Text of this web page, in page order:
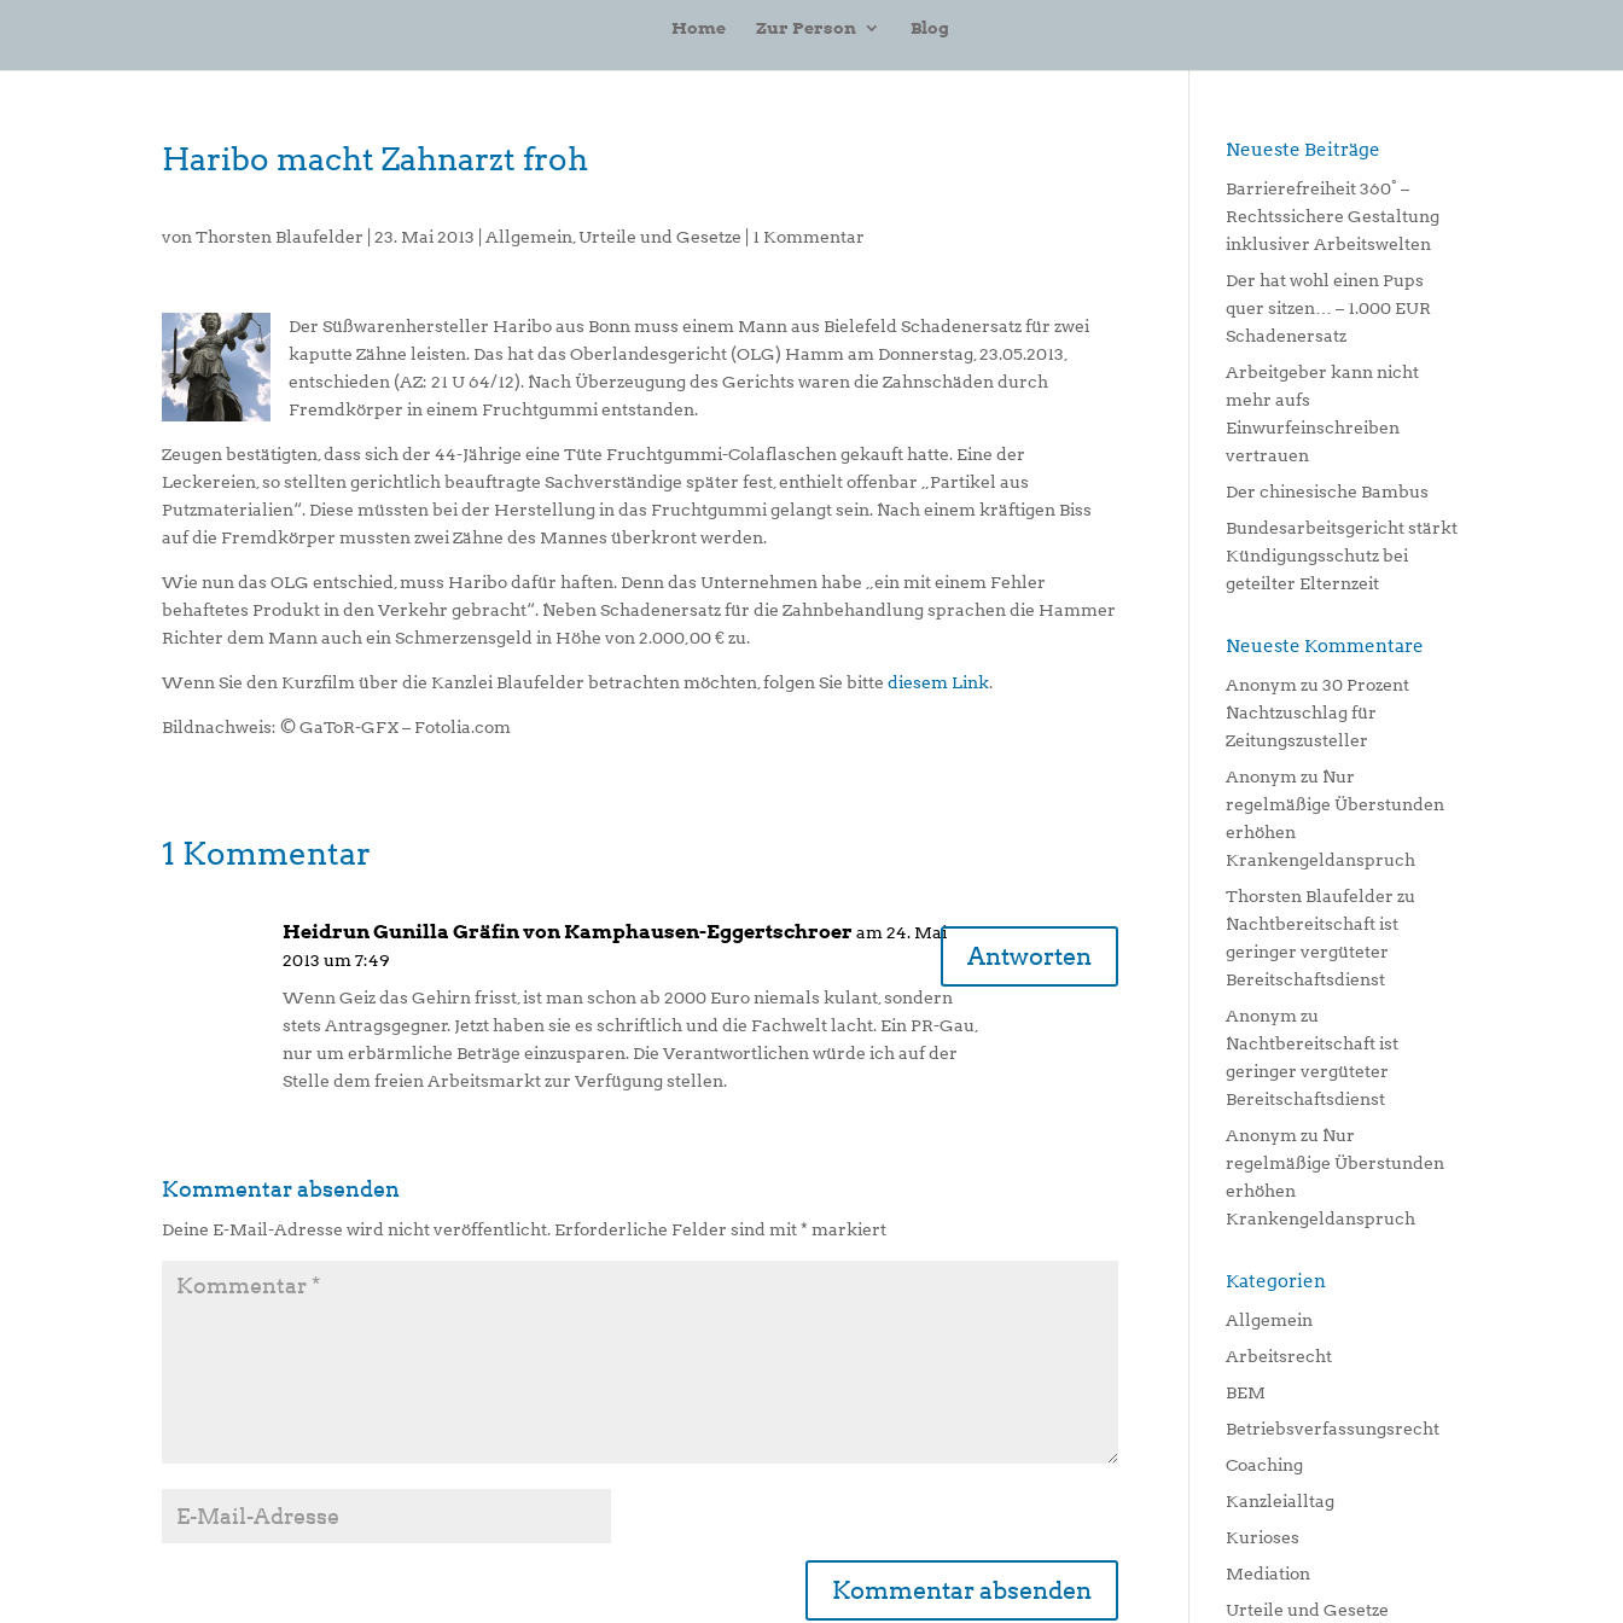
Home Zur Person Blog
Haribo macht Zahnarzt froh
vonThorsten Blaufelder |23. Mai 2013 Allgemein ,Urteile und Gesetze |1 Kommentar
Der Süßwarenhersteller Haribo aus Bonn muss einem Mann aus Bielefeld Schadenersatz für zwei
kaputte Zähne leisten. Das hat das Oberlandesgericht (OLG) Hamm am Donnerstag, 23.05.2013,
entschieden (AZ: 21 U 64/12). Nach Überzeugung des Gerichts waren die Zahnschäden durch
Fremdkörper in einem Fruchtgummi entstanden.
Zeugen bestätigten, dass sich der 44-Jährige eine Tüte Fruchtgummi-Colaflaschen gekauft hatte. Eine der
Leckereien, so stellten gerichtlich beauftragte Sachverständige später fest, enthielt offenbar „Partikel aus
Putzmaterialien“. Diese müssten bei der Herstellung in das Fruchtgummi gelangt sein. Nach einem kräftigen Biss
auf die Fremdkörper mussten zwei Zähne des Mannes überkront werden.
Wie nun das OLG entschied, muss Haribo dafür haften. Denn das Unternehmen habe „ein mit einem Fehler
behaftetes Produkt in den Verkehr gebracht“. Neben Schadenersatz für die Zahnbehandlung sprachen die Hammer
Richter dem Mann auch ein Schmerzensgeld in Höhe von 2.000,00 € zu.
Wenn Sie den Kurzfilm über die Kanzlei Blaufelder betrachten möchten, folgen Sie bittediesem Link.
Bildnachweis: © GaToR-GFX – Fotolia.com
1 Kommentar
Heidrun Gunilla Gräfin von Kamphausen-Eggertschroer am 24. Mai
2013 um 7:49
Wenn Geiz das Gehirn frisst, ist man schon ab 2000 Euro niemals kulant, sondern
stets Antragsgegner. Jetzt haben sie es schriftlich und die Fachwelt lacht. Ein PR-Gau,
nur um erbärmliche Beträge einzusparen. Die Verantwortlichen würde ich auf der
Stelle dem freien Arbeitsmarkt zur Verfügung stellen.
Antworten
Kommentar absenden
Deine E-Mail-Adresse wird nicht veröffentlicht. Erforderliche Felder sind mit* markiert
Neueste Beiträge
Barrierefreiheit 360° –
Rechtssichere Gestaltung
inklusiver Arbeitswelten
Der hat wohl einen Pups
quer sitzen… – 1.000 EUR
Schadenersatz
Arbeitgeber kann nicht
mehr aufs
Einwurfeinschreiben
vertrauen
Der chinesische Bambus
Bundesarbeitsgericht stärkt
Kündigungsschutz bei
geteilter Elternzeit
Neueste Kommentare
Anonym zu30 Prozent
Nachtzuschlag für
Zeitungszusteller
Anonym zu Nur
regelmäßige Überstunden
erhöhen
Krankengeldanspruch
Thorsten Blaufelder zu
Nachtbereitschaft ist
geringer vergüteter
Bereitschaftsdienst
Anonym zu
Nachtbereitschaft ist
geringer vergüteter
Bereitschaftsdienst
Anonym zu Nur
regelmäßige Überstunden
erhöhen
Krankengeldanspruch
Kategorien
Allgemein
Arbeitsrecht
BEM
Betriebsverfassungsrecht
Coaching
Kanzleialltag
Kurioses
Mediation
Urteile und Gesetze